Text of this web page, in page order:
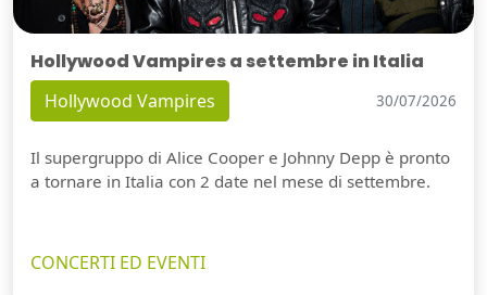
Hollywood Vampires a settembre in Italia
Hollywood Vampires 30/07/2026
Il supergruppo di Alice Cooper e Johnny Depp è pronto
a tornare in Italia con 2 date nel mese di settembre.
CONCERTI ED EVENTI